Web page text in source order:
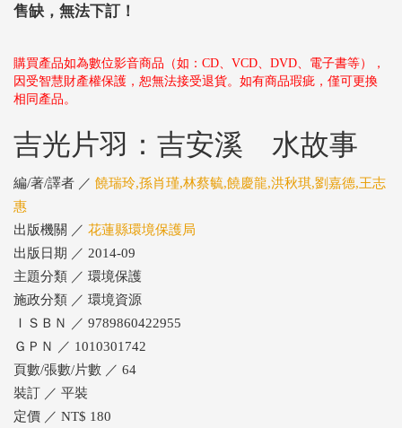
售缺，無法下訂！
購買產品如為數位影音商品（如：CD、VCD、DVD、電子書等），
因受智慧財產權保護，恕無法接受退貨。如有商品瑕疵，僅可更換
相同產品。
吉光片羽：吉安溪 水故事
編/著/譯者 ／ 饒瑞玲,孫肖瑾,林蔡毓,饒慶龍,洪秋琪,劉嘉德,王志
惠
出版機關 ／ 花蓮縣環境保護局
出版日期 ／ 2014-09
主題分類 ／ 環境保護
施政分類 ／ 環境資源
ＩＳＢＮ ／ 9789860422955
ＧＰＮ ／ 1010301742
頁數/張數/片數 ／ 64
裝訂 ／ 平裝
定價 ／ NT$ 180